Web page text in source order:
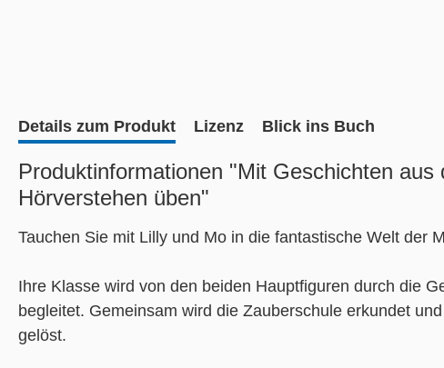
Details zum Produkt Lizenz Blick ins Buch
Produktinformationen "Mit Geschichten aus
Hörverstehen üben"
Tauchen Sie mit Lilly und Mo in die fantastische Welt der
Ihre Klasse wird von den beiden Hauptfiguren durch die
begleitet. Gemeinsam wird die Zauberschule erkundet
gelöst.